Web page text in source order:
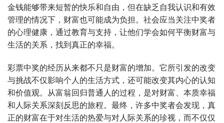
金钱能够带来短暂的快乐和自由，但在缺乏自我认识和有效
管理的情况下，财富也可能成为负担。社会应当关注中奖者
的心理健康，通过教育与支持，让他们学会如何平衡财富与
生活的关系，找到真正的幸福。
彩票中奖的经历从来都不只是财富的增加。它所引发的改变
与挑战不仅影响个人的生活方式，还可能改变其内心的认知
和价值观。从富翁回归普通人的过程，是对财富、本质幸福
和人际关系深刻反思的旅程。最终，许多中奖者会发现，真
正的财富在于对生活的热爱与对人际关系的珍视，而不仅仅